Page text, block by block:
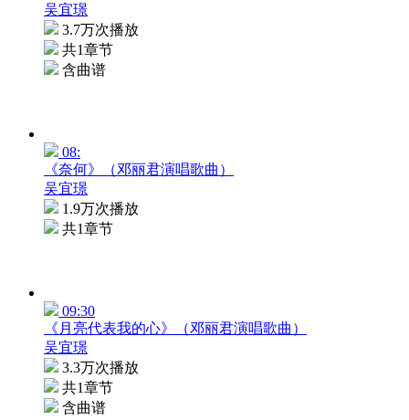
吴宜璟
3.7万次播放
共1章节
含曲谱
08:
《奈何》（邓丽君演唱歌曲）
吴宜璟
1.9万次播放
共1章节
09:30
《月亮代表我的心》（邓丽君演唱歌曲）
吴宜璟
3.3万次播放
共1章节
含曲谱